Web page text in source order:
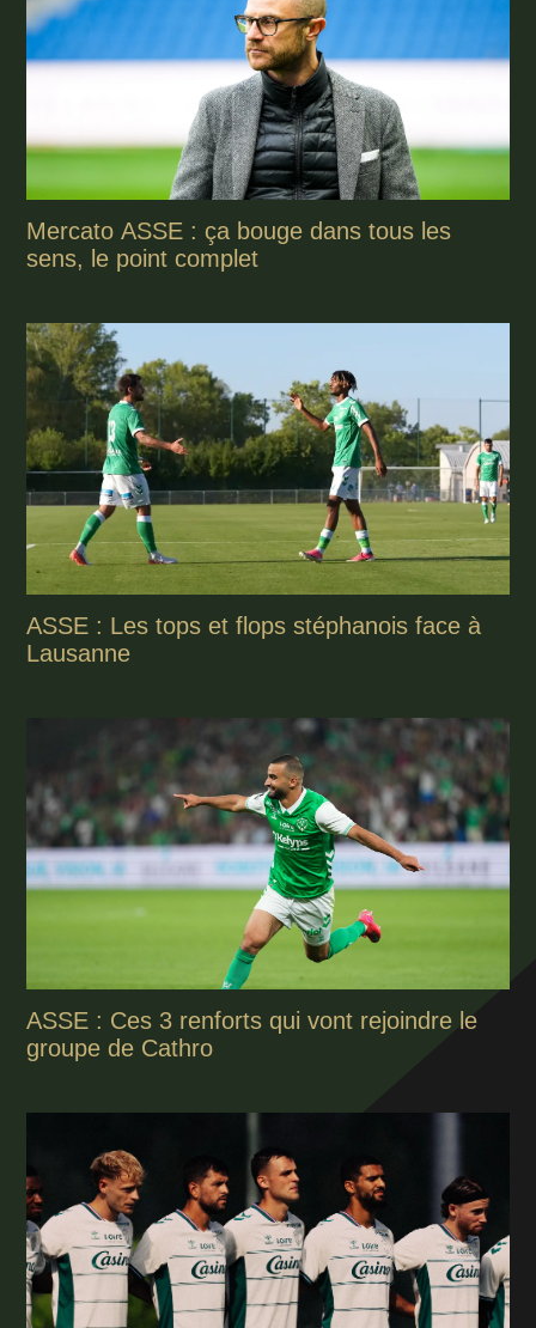
Mercato ASSE : ça bouge dans tous les
sens, le point complet
ASSE : Les tops et flops stéphanois face à
Lausanne
ASSE : Ces 3 renforts qui vont rejoindre le
groupe de Cathro